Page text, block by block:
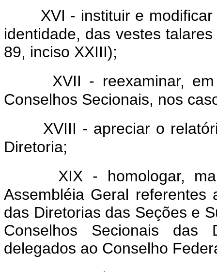
XVI - instituir e
identidade, das vestes
89, inciso XXIII);
XVII - reexaminar,
Conselhos Secionais, nos
XVIII - apreciar o
Diretoria;
XIX - homologar,
Assembléia Geral
das Diretorias das Seções e
Conselhos Secionais das
delegados ao Conselho